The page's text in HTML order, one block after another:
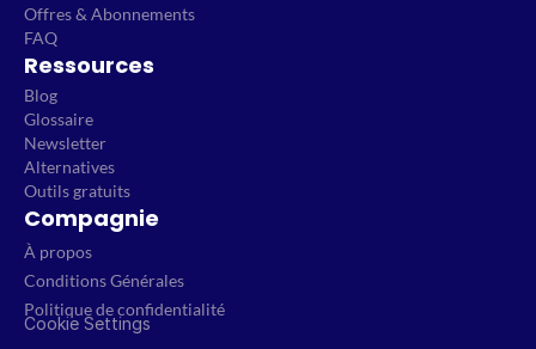
Offres & Abonnements
FAQ
Ressources
Blog
Glossaire
Newsletter
Alternatives
Outils gratuits
Compagnie
À propos
Conditions Générales
Politique de confidentialité
Cookie Settings